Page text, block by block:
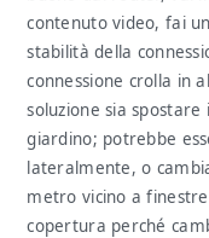
contenuto video, fai
stabilità della
connessione crolla in
soluzione sia
giardino; potrebbe
lateralmente, o
metro vicino a
copertura perché